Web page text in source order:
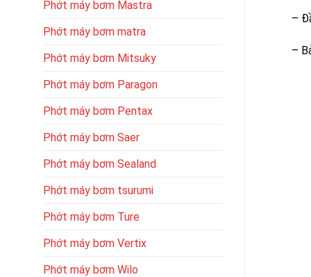
Phớt máy bơm Mastra
Phớt máy bơm matra
Phớt máy bơm Mitsuky
Phớt máy bơm Paragon
Phớt máy bơm Pentax
Phớt máy bơm Saer
Phớt máy bơm Sealand
Phớt máy bơm tsurumi
Phớt máy bơm Ture
Phớt máy bơm Vertix
Phớt máy bơm Wilo
–
–